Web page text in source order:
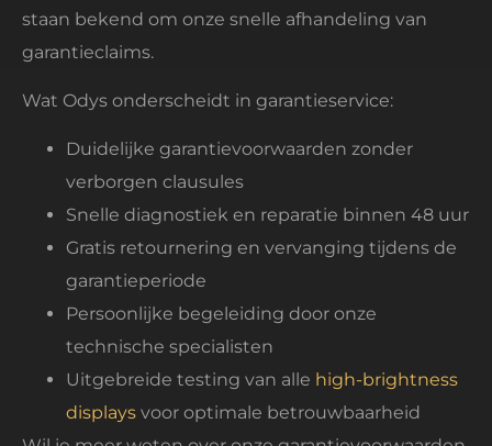
staan bekend om onze snelle afhandeling van
garantieclaims.
Wat Odys onderscheidt in garantieservice:
Duidelijke garantievoorwaarden zonder
verborgen clausules
Snelle diagnostiek en reparatie binnen 48 uur
Gratis retournering en vervanging tijdens de
garantieperiode
Persoonlijke begeleiding door onze
technische specialisten
Uitgebreide testing van alle high-brightness
displays voor optimale betrouwbaarheid